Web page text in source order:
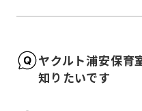
ヤクルト浦安保育
知りたいです